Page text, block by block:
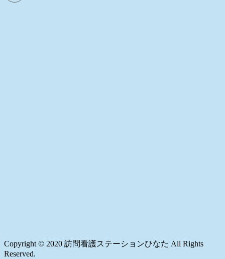
Copyright © 2020 訪問看護ステーションひなた All Rights
Reserved.